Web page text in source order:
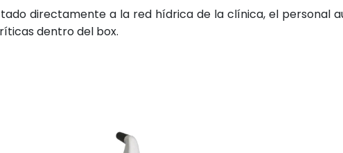
directamente a la red hídrica de la clínica, el personal
dentro del box.